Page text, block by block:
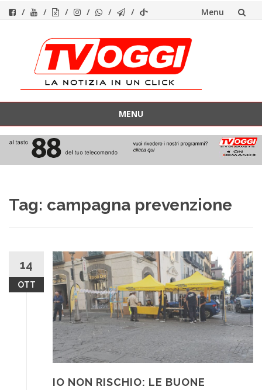
Menu
contenuto
MENU
contenuto
Tag: campagna prevenzione
14
OTT
IO NON RISCHIO: LE BUONE